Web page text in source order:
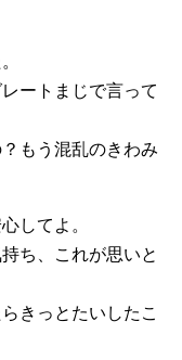
ートまじで言って
もう混乱のきわみ
してよ。
ち、これが思いと
きっとたいしたこ